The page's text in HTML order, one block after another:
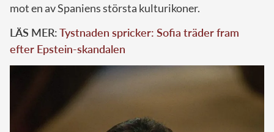
mot en av Spaniens största kulturikoner.
LÄS MER:Tystnaden spricker: Sofia träder fram
efter Epstein-skandalen